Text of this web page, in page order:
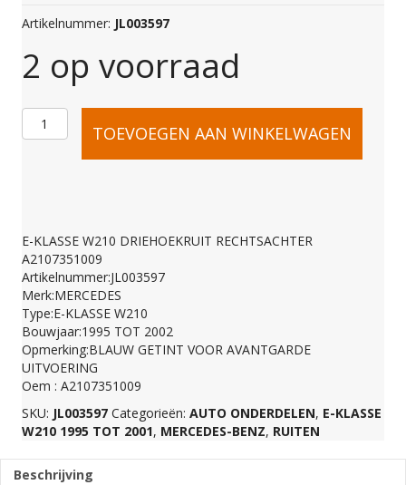
Artikelnummer: JL003597
2 op voorraad
E-
W210
DRIEHOEKRUIT
RECHTSACHTER
A2107351009
aantal
TOEVOEGEN AAN WINKELWAGEN
E-KLASSE W210 DRIEHOEKRUIT RECHTSACHTER
A2107351009
Artikelnummer:JL003597
Merk:MERCEDES
Type:E-KLASSE W210
Bouwjaar:1995 TOT 2002
Opmerking:BLAUW GETINT VOOR AVANTGARDE
UITVOERING
Oem : A2107351009
SKU: JL003597 Categorieën: AUTO ONDERDELEN, E-KLASSE
W210 1995 TOT 2001, MERCEDES-BENZ, RUITEN
Beschrijving